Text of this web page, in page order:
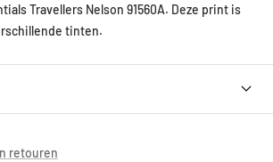
Travellers Nelson 91560A. Deze print is
tinten.
retouren